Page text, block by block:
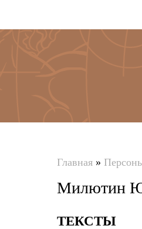
здесь
Главная »
Милютин
ТЕКСТЫ